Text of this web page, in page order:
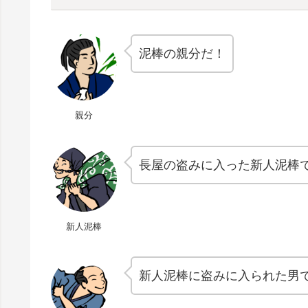
親分
泥棒の親分だ！
新人泥棒
長屋の盗みに入った新人泥棒
新人泥棒に盗みに入られた男